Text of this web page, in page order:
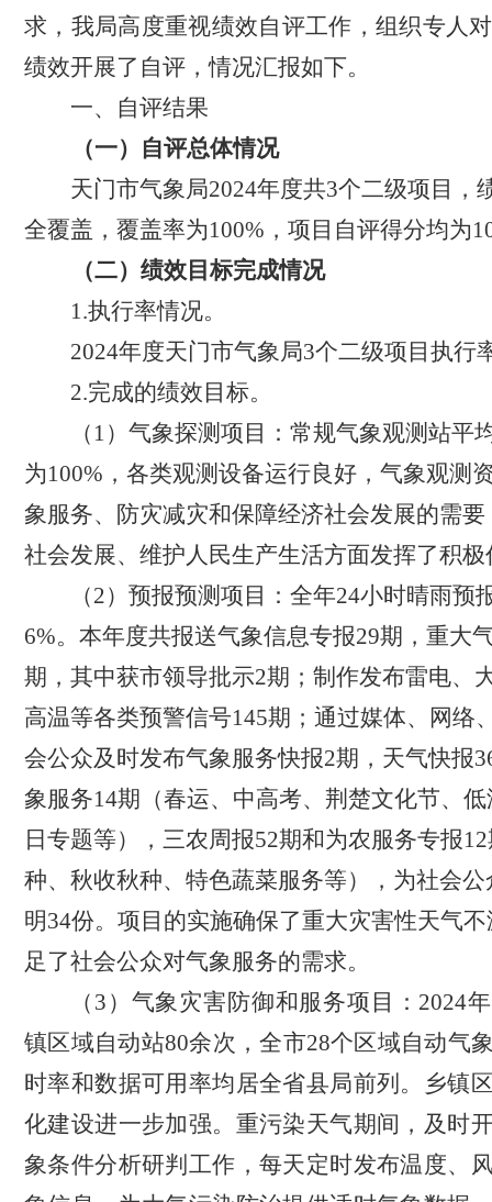
求，我局高度重视绩效自评工作 ，组织专人对
绩效开展了自评，情况汇报如下。
一、自评结果
（一）自评总体情况
天门市气象局2024年度共3个二级项目，
全覆盖 ，覆盖率为100% ， 项目自评得分均为
（二）绩效目标完成情况
1.执行率情况。
2024年度天门市气象局3个二级项目执行
2.完成的绩效目标。
（ 1）气象探测项目：常规气象观测站平
为100% ，各类观测设备运行良好，气象观测
象服务、防灾减灾和保障经济社会发展的需
社会发展、维护人民生产生活方面发挥了积极
（2）预报预测项目：全年24小时晴雨预
6%。本年度共报送气象信息专报29期，重大
期，其中获市领导批示2期；制作发布雷电、
高温等各类预警信号145期；通过媒体、网络
会公众及时发布气象服务快报2期，天气快报
象服务14期（春运、中高考、荆楚文化节、
日专题等），三农周报52期和为农服务专报12
种、秋收秋种、特色蔬菜服务等），为社会
明34份。项目的实施确保了重大灾害性天气
足了社会公众对气象服务的需求。
（ 3 ）气象灾害防御和服务项目： 2024
镇区域自动站80余次，全市28个区域自动气
时率和数据可用率均居全省县局前列。乡镇
化建设进一步加强。重污染天气期间，及时
象条件分析研判工作，每天定时发布温度、